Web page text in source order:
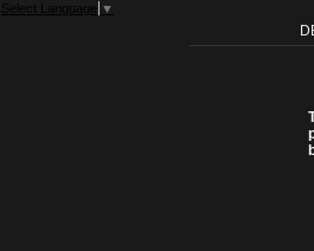
Select Language ▼